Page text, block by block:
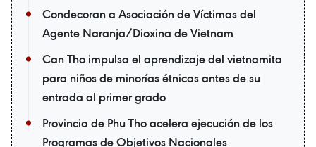
Condecoran a Asociación de Víctimas del
Agente Naranja/Dioxina de Vietnam
Can Tho impulsa el aprendizaje del vietnamita
para niños de minorías étnicas antes de su
entrada al primer grado
Provincia de Phu Tho acelera ejecución de los
Programas de Objetivos Nacionales